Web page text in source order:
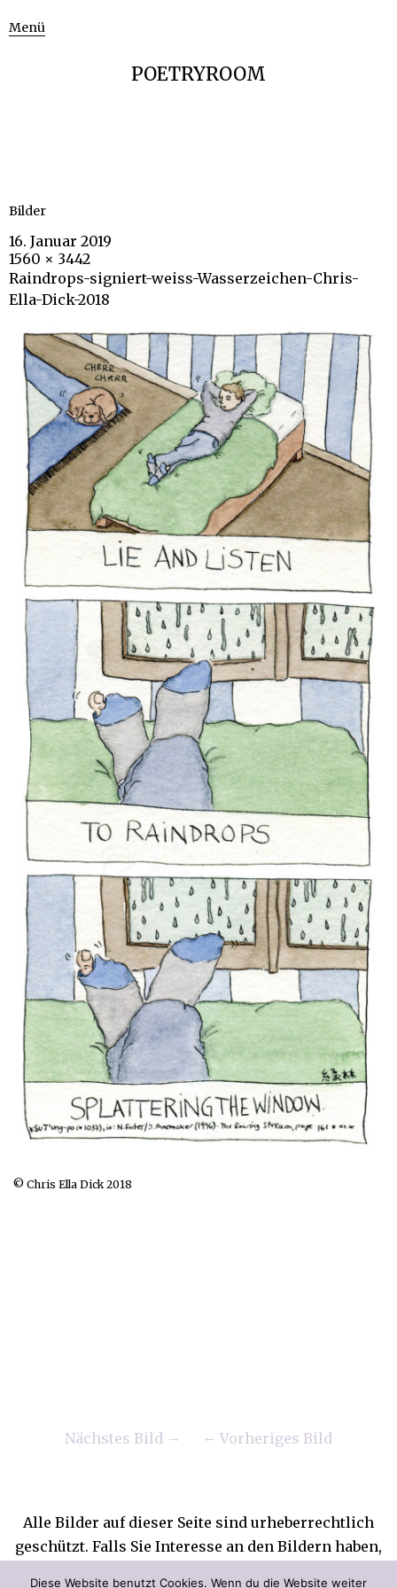
Menü
POETRYROOM
Bilder
16. Januar 2019
1560 × 3442
Raindrops-signiert-weiss-Wasserzeichen-Chris-
Ella-Dick-2018
© Chris Ella Dick 2018
Nächstes Bild Vorheriges Bild
Alle Bilder auf dieser Seite sind urheberrechtlich
geschützt. Falls Sie Interesse an den Bildern haben,
Diese Website benutzt Cookies. Wenn du die Website weiter